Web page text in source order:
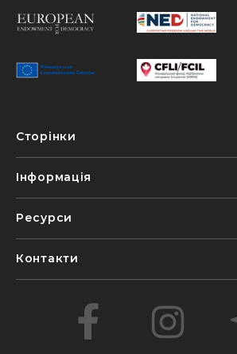
Сторінки
Інформація
Ресурси
Контакти